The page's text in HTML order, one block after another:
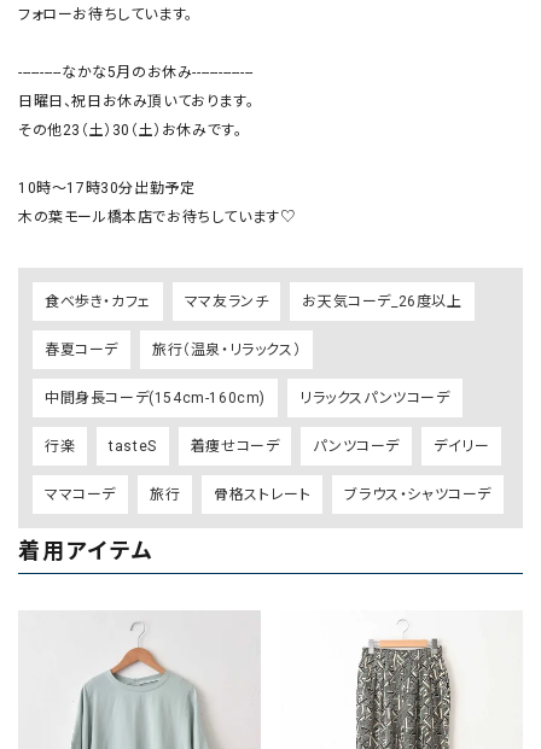
フォローお待ちしています。
----------なかな5月のお休み--------------
日曜日、祝日お休み頂いております。
その他23（土）30（土）お休みです。
10時〜17時30分出勤予定
木の葉モール橋本店でお待ちしています♡
食べ歩き・カフェ ママ友ランチ お天気コーデ_26度以上
春夏コーデ 旅行（温泉・リラックス）
中間身長コーデ(154cm-160cm) リラックスパンツコーデ
行楽 tasteS 着痩せコーデ パンツコーデ デイリー
ママコーデ 旅行 骨格ストレート ブラウス・シャツコーデ
着用アイテム